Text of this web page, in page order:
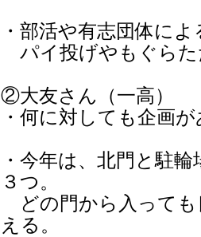
・部活や有志団体に
パイ投げやもぐらた
②大友さん（一高）
・何に対しても企画
・今年は、北門と駐
３つ。
どの門から入っても
える。